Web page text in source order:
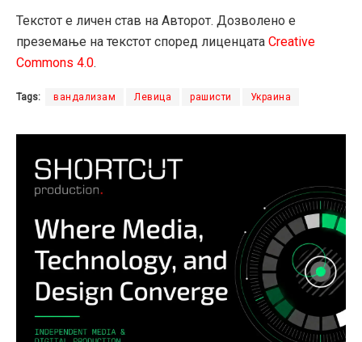
Текстот е личен став на Авторот. Дозволено е
преземање на текстот според лиценцата Creative
Commons 4.0.
Tags: вандализам Левица рашисти Украина